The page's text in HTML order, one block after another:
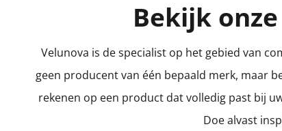
Bekijk
Velunova is de specialist op het gebied van
geen producent van één bepaald merk, maar
rekenen op een product dat volledig past bij
Doe alvast